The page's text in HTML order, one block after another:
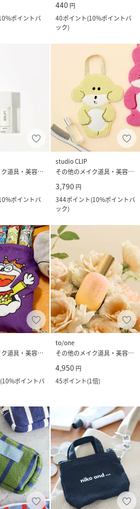
ポイントバ
440 円
40ポイント(10%ポイントバ
ック)
その他のメイク道具・美容器具
ポイントバ
studio CLIP
その他のメイク道具・美容器具
3,790 円
344ポイント(10%ポイントバ
ック)
その他のメイク道具・美容器具
(10%ポイントバ
to/one
その他のメイク道具・美容器具
4,950 円
45ポイント(1倍)